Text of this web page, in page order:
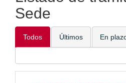
Sede
Todos Últimos En